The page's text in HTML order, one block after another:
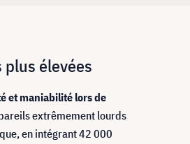
élevées
et maniabilité lors de
extrêmement lourds
en intégrant 42 000